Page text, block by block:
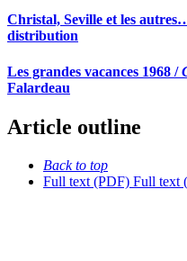
Christal, Seville et les
distribution
Les grandes vacances 1968 /
Falardeau
Article outline
Back to top
Full text (PDF) Full text